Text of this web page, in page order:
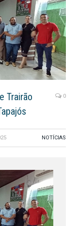
Trairão
0
NOTÍCIAS